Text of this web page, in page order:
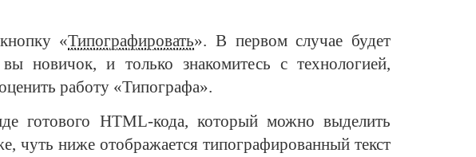
кнопку «Типографировать». В первомслучае будет
вы новичок,и только знакомитесь с технологией,
работу «Типографа».
готового HTML-кода, который можно выделить
чуть ниже отображается типографированный текст